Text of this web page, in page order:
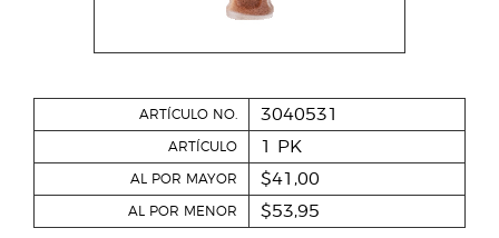
ARTÍCULO NO. 3040531
ARTÍCULO 1 PK
AL POR MAYOR $41,00
AL POR MENOR $53,95